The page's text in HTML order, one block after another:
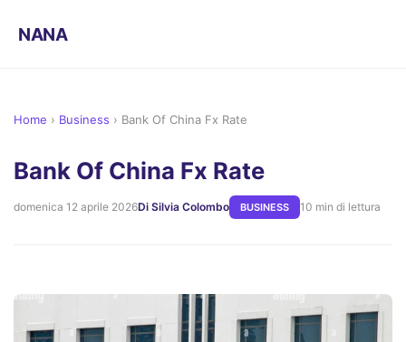
NANA
Home › Business › Bank Of China Fx Rate
Bank Of China Fx Rate
domenica 12 aprile 2026Di Silvia Colombo BUSINESS 10 min di lettura